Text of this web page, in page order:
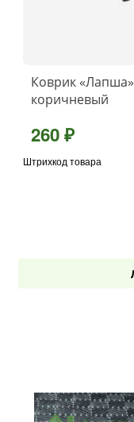
Коврик
коричневый
260 ₽
Штрихкод товара